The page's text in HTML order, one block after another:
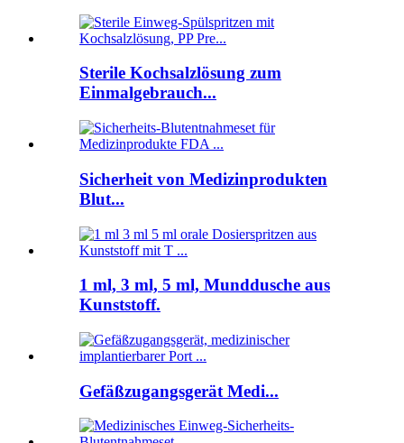
Sterile Kochsalzlösung zum
Einmalgebrauch...
Sicherheit von Medizinprodukten
Blut...
1 ml, 3 ml, 5 ml, Munddusche aus
Kunststoff.
Gefäßzugangsgerät Medi...